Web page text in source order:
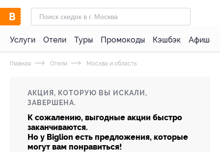
Услуги Отели Туры Промокоды Кэшбэк Афиша
Главная Отели Москва и область
АКЦИЯ, КОТОРУЮ ВЫ ИСКАЛИ,
ЗАВЕРШЕНА.
К сожалению, выгодные акции быстро
заканчиваются.
Но у Biglion есть предложения, которые
могут вам понравиться!